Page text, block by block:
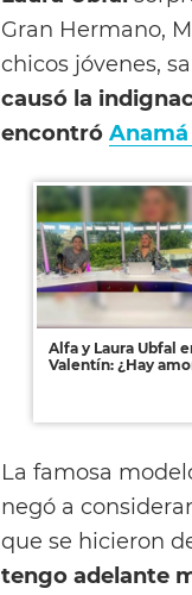
Gran Hermano,
chicos jóvenes,
causó la
encontró
Alfa y Laura Ubfal
Valentín: ¿Hay
La famosa
negó a
que se hicieron
tengo adelante